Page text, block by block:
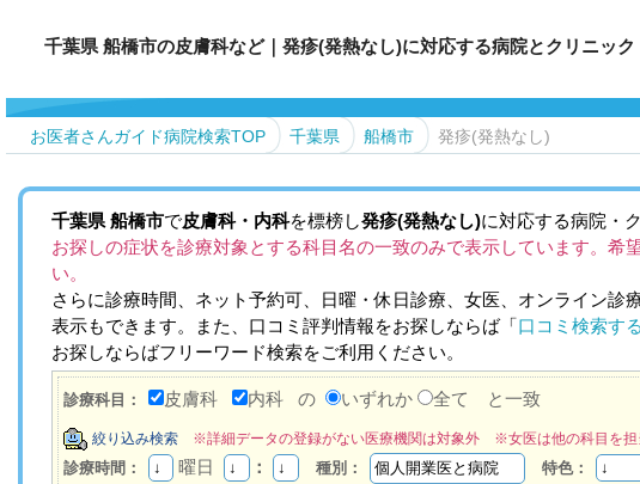
千葉県 船橋市の皮膚科など｜発疹(発熱なし)に対応する病院とクリニック
お医者さんガイド病院検索TOP 千葉県 船橋市 発疹(発熱なし)
千葉県 船橋市で皮膚科・内科を標榜し発疹(発熱なし)に対応する病院・
お探しの症状を診療対象とする科目名の一致のみで表示しています。
い。
さらに診療時間、ネット予約可、日曜・休日診療、女医、オンライン
表示もできます。また、口コミ評判情報をお探しならば「口コミ検索する
お探しならばフリーワード検索をご利用ください。
診療科目： 皮膚科 内科 の いずれか 全て と一致
絞り込み検索 ※詳細データの登録がない医療機関は対象外 ※女医は他の科目を担
診療時間： 曜日 ： 種別： 特色：